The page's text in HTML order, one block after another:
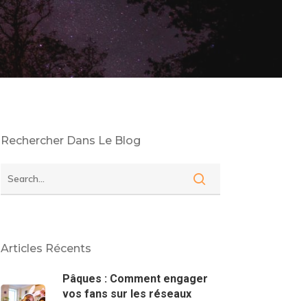
Rechercher Dans Le Blog
Articles Récents
Pâques : Comment engager
vos fans sur les réseaux